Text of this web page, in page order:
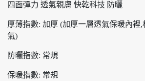
四面彈力 透氣親膚 快乾科技 防曬
厚薄指數: 加厚 (加厚一層透氣保暖內裡
氣)
防曬指數: 常規
保暖指數: 常規